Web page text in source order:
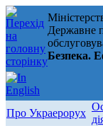
Державне
Безпека.
Про Украерорух